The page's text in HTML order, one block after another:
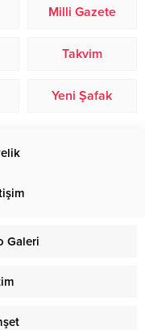
Milli Gazete
Takvim
Yeni Şafak
Galeri